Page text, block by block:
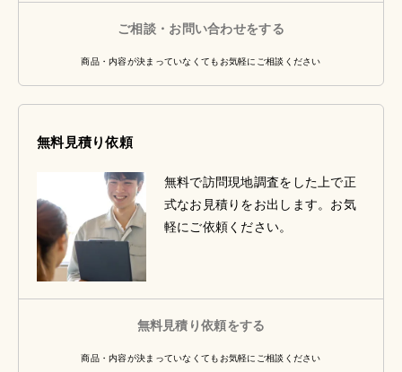
ご相談・お問い合わせをする
商品・内容が決まっていなくてもお気軽にご相談ください
無料見積り依頼
無料で訪問現地調査をした上で正
式なお見積りをお出します。お気
軽にご依頼ください。
無料見積り依頼をする
商品・内容が決まっていなくてもお気軽にご相談ください